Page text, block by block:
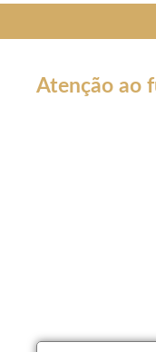
Atenção ao